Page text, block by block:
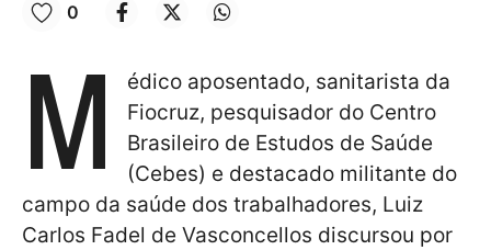
0
M
édico aposentado, sanitarista da
Fiocruz, pesquisador do Centro
Brasileiro de Estudos de Saúde
(Cebes) e destacado militante do
campo da saúde dos trabalhadores, Luiz
Carlos Fadel de Vasconcellos discursou por